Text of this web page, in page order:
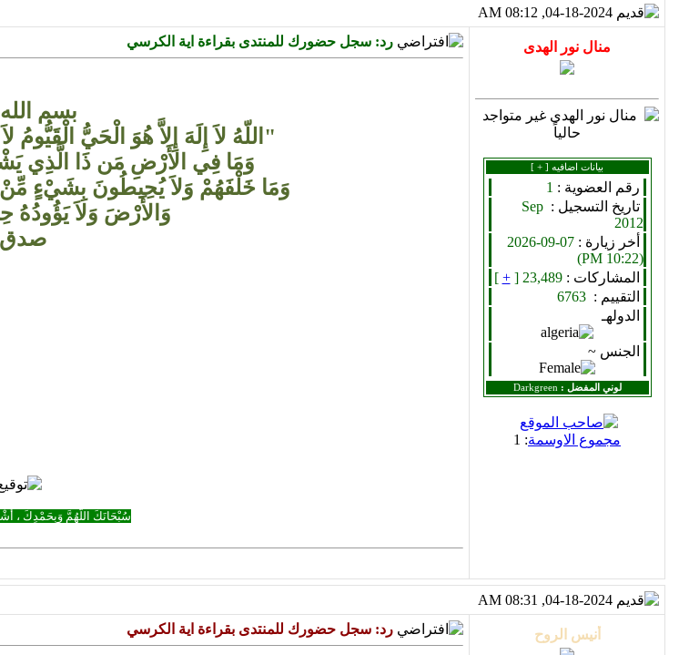
بيانات اضافيه [ +
]
رقم العضوية : 1
تاريخ التسجيل :Sep
2012
أخر زيارة :
07-09-2026
(10:22 PM)
المشاركات : 23,489 [
+
]
التقييم :6763
الدولهـ
الجنس ~
لوني المفضل : Darkgreen
مجموع الاوسمة: 1
رد: سجل حضورك للمنتدى بقراءة اية الكرسي
بسم
"اللّهُ لاَ إِلَهَ إِلاَّ هُوَ الْحَيُّ
وَمَا فِي الأَرْضِ مَن ذَا الَّذِي
وَمَا خَلْفَهُمْ وَلاَ يُحِيطُونَ بِشَيْءٍ
وَالأَرْضَ وَلاَ يَؤُودُهُ
صدق
سُبْحَانَكَ اللَّهُمَّ وَبِحَمْدِكَ ،
رد: سجل حضورك للمنتدى بقراءة اية الكرسي